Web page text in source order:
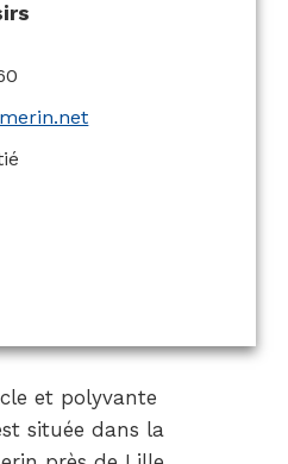
et polyvante
située dans la